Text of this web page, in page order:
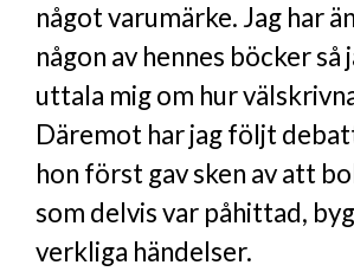
något varumärke. Jag har
någon av hennes böcker så
uttala mig om hur
Däremot har jag följt
hon först gav sken av att
som delvis var påhittad,
verkliga händelser.